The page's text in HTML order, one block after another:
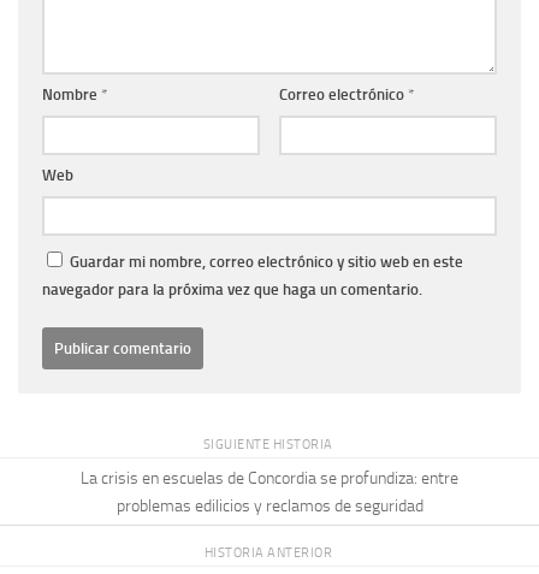
Nombre * Correo electrónico *
Web
Guardar mi nombre, correo electrónico y sitio web en este
navegador para la próxima vez que haga un comentario.
SIGUIENTE HISTORIA
La crisis en escuelas de Concordia se profundiza: entre
problemas edilicios y reclamos de seguridad
HISTORIA ANTERIOR